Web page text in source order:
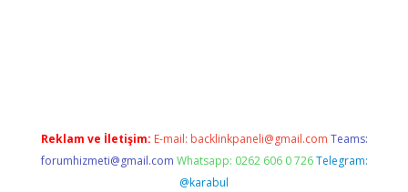
Reklam ve İletişim: E-mail: backlinkpaneli@gmail.com Teams:
forumhizmeti@gmail.com Whatsapp: 0262 606 0 726 Telegram:
@karabul